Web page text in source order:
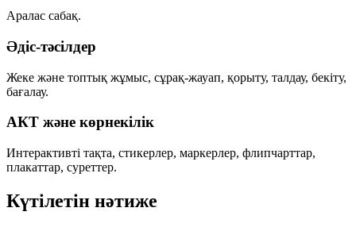
Аралас сабақ.
Әдіс-тәсілдер
Жеке және топтық жұмыс, сұрақ-жауап, қорыту, талдау, бекіту,
бағалау.
АКТ және көрнекілік
Интерактивті тақта, стикерлер, маркерлер, флипчарттар,
плакаттар, суреттер.
Күтілетін нәтиже